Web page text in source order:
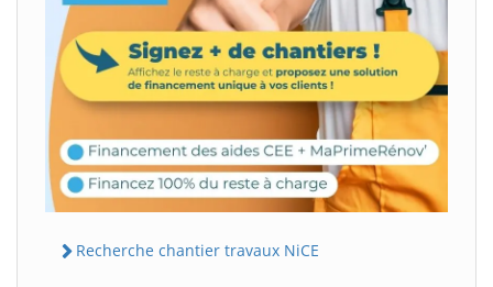
Recherche chantier travaux NiCE